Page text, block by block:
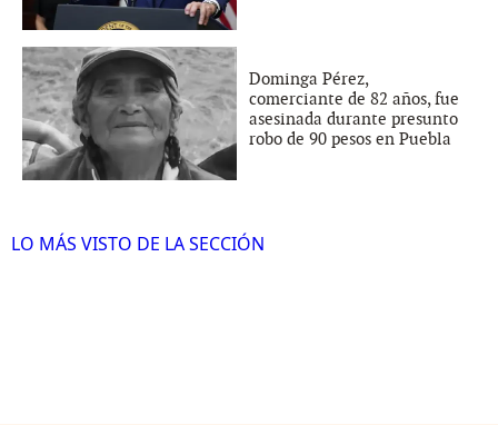
Dominga Pérez,
comerciante de 82 años, fue
asesinada durante presunto
robo de 90 pesos en Puebla
LO MÁS VISTO DE LA SECCIÓN